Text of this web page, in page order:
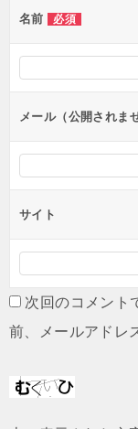
ー
シ
ン
名前 必須
メール（公開されま
サイト
次回のコメント
前、メールアドレ